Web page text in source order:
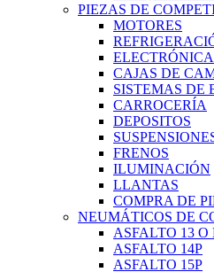
PIEZAS DE
MOTORES
ELECTRÓNICA
CAJAS DE
SISTEMAS DE
CARROCERÍA
DEPOSITOS
FRENOS
ILUMINACIÓN
LLANTAS
COMPRA DE
NEUMÁTICOS DE
ASFALTO 13 O
ASFALTO 14P
ASFALTO 15P